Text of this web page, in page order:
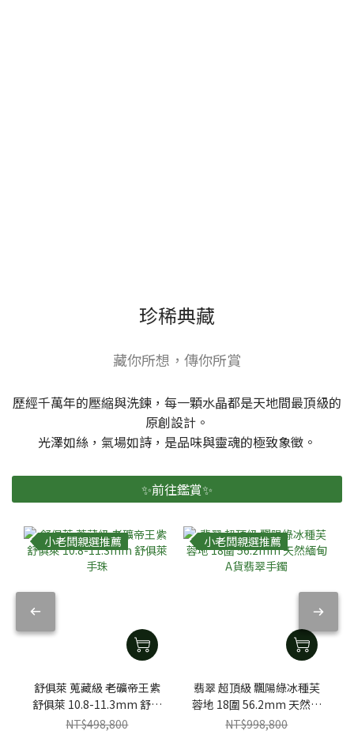
珍稀典藏
藏你所想，傳你所賞
歷經千萬年的壓縮與洗鍊，每一顆水晶都是天地間最頂級的
原創設計。
光澤如絲，氣場如詩，是品味與靈魂的極致象徵。
✨前往鑑賞✨
小老闆親選推薦
舒俱萊 蒐藏級 老礦帝王紫
舒俱萊 10.8-11.3mm 舒俱
萊手珠
NT$498,800
小老闆親選推薦
翡翠 超頂級 飄陽綠冰種芙
蓉地 18圍 56.2mm 天然緬
甸A貨翡翠手鐲
NT$998,800